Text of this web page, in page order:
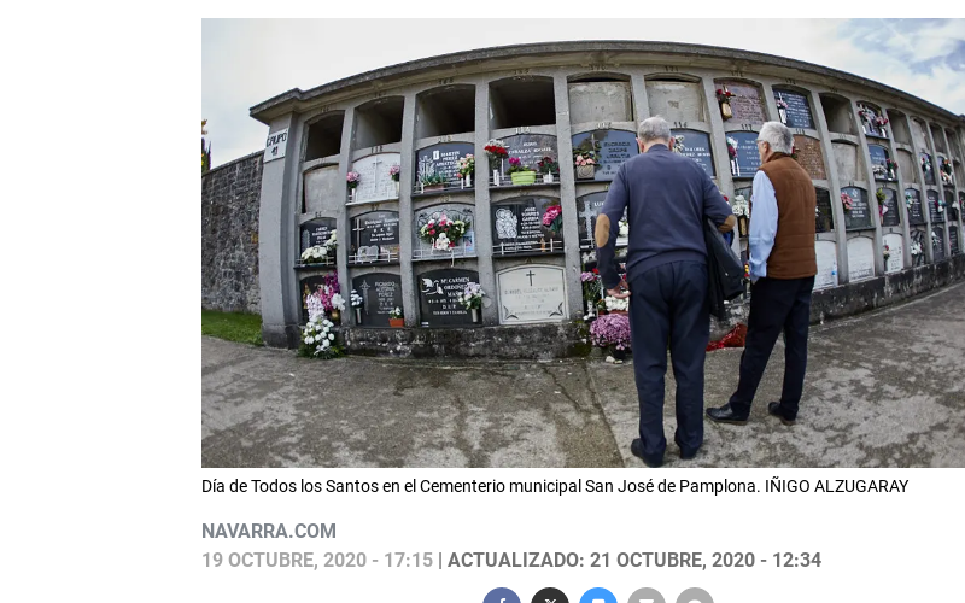
Día de Todos los Santos en el Cementerio municipal San José de Pamplona. IÑIGO ALZUGARAY
NAVARRA.COM
19 OCTUBRE, 2020 - 17:15| ACTUALIZADO: 21 OCTUBRE, 2020 - 12:34